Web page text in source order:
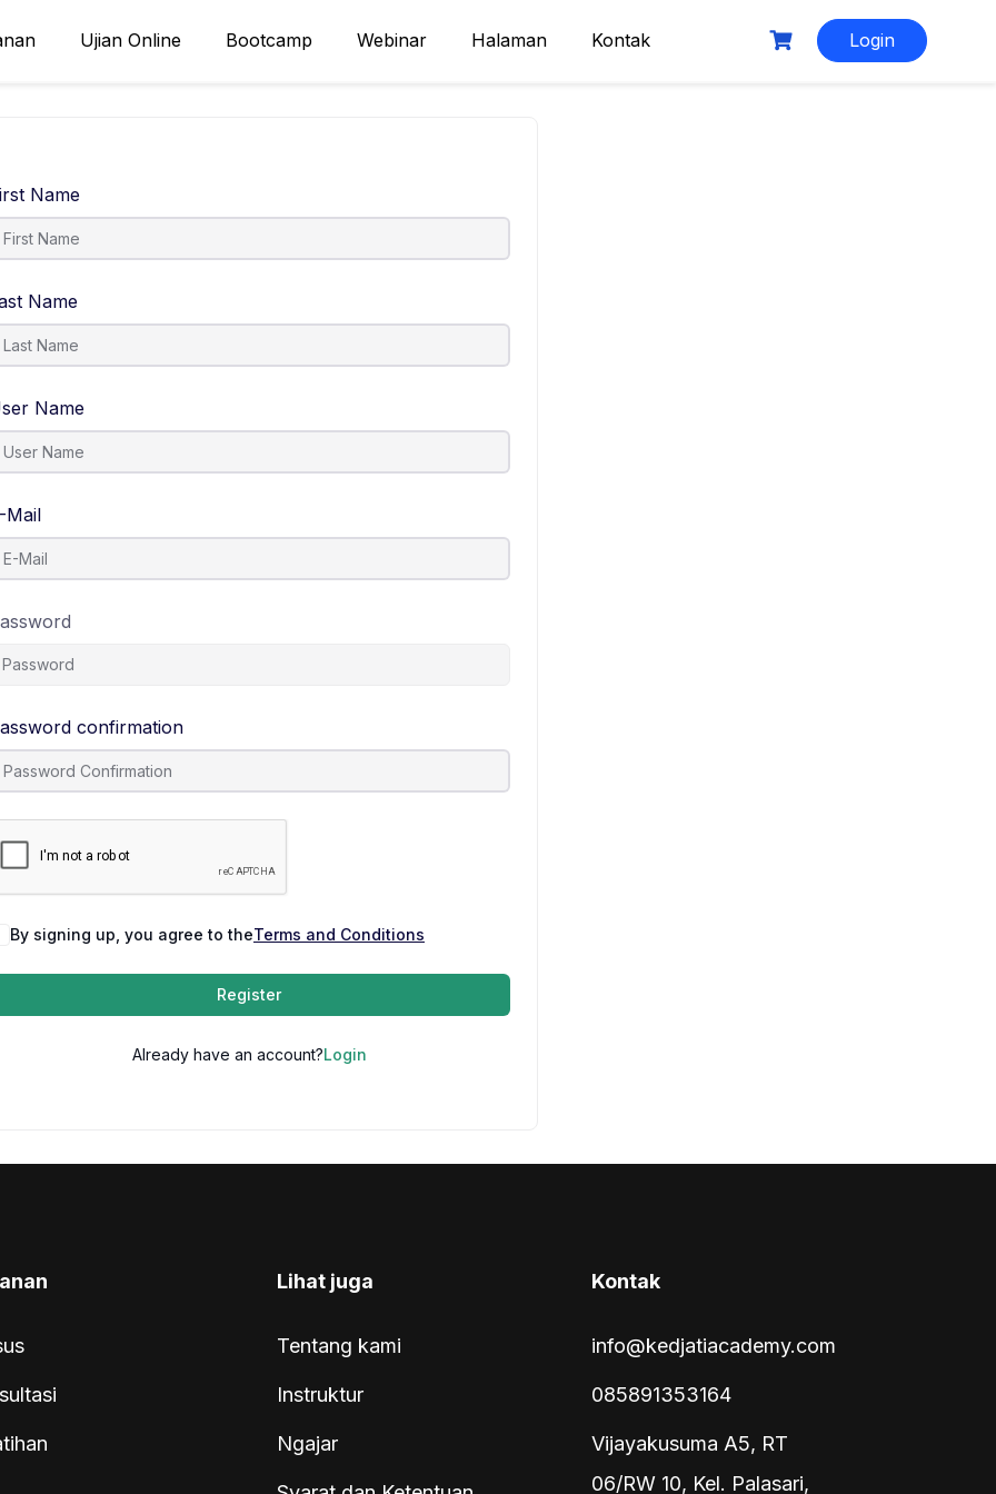
Ujian Online Bootcamp Webinar Halaman Kontak Login
Name
Name
Name
Mail
confirmation
By signing up, you agree to theTerms and Conditions
Register
Already have an account?Login
Lihat juga
Tentang kami
Instruktur
Ngajar
Kontak
info@kedjatiacademy.com
085891353164
Vijayakusuma A5, RT
06/RW 10, Kel. Palasari,